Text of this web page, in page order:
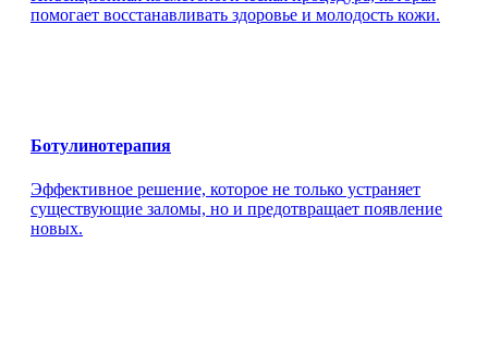
помогает восстанавливать здоровье и молодость кожи.
Ботулинотерапия
Эффективное решение, которое не только устраняет
существующие заломы, но и предотвращает появление
новых.